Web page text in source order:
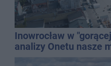
Inowrocław w
analizy Onetu nasze
najbardziej